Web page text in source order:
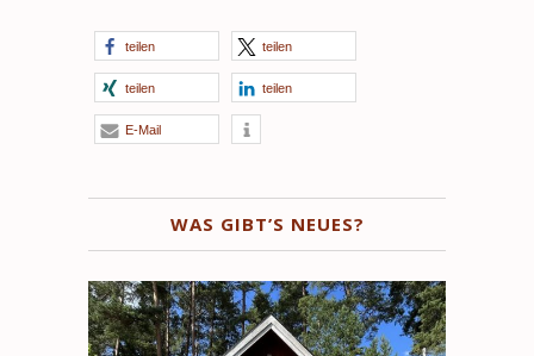
teilen teilen
teilen teilen
E-Mail
WAS GIBT’S NEUES?